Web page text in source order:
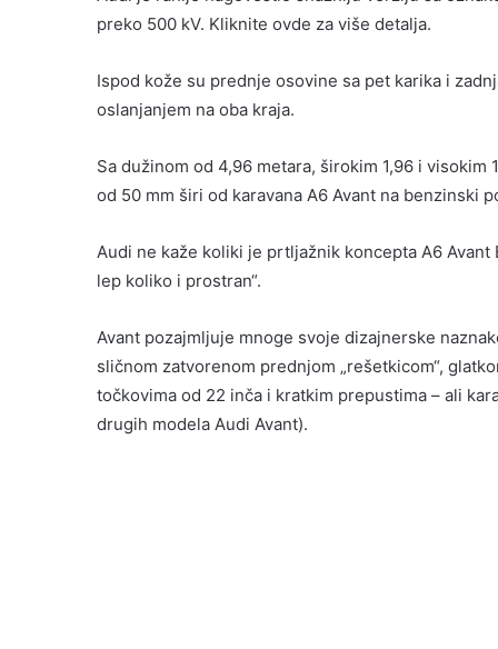
preko 500 kV. Kliknite ovde za više detalja.
Ispod kože su prednje osovine sa pet karika i
oslanjanjem na oba kraja.
Sa dužinom od 4,96 metara, širokim 1,96 i
od 50 mm širi od karavana A6 Avant na benzinski
Audi ne kaže koliki je prtljažnik koncepta A6
lep koliko i prostran“.
Avant pozajmljuje mnoge svoje dizajnerske
sličnom zatvorenom prednjom „rešetkicom“,
točkovima od 22 inča i kratkim prepustima – ali
drugih modela Audi Avant).